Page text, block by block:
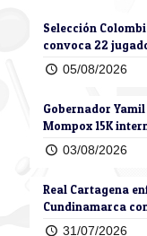
Selección
convoca 22
05/08/2026
Gobernador
Mompox 15K
03/08/2026
Real Cartagena
Cundinamarca
31/07/2026